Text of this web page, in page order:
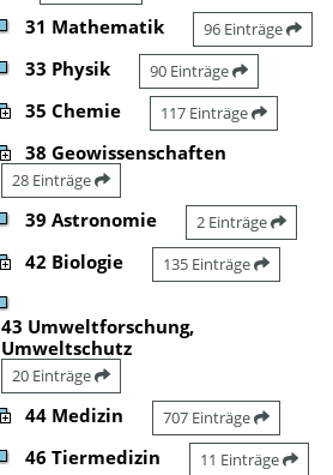
31 Mathematik 96 Einträge
33 Physik 90 Einträge
35 Chemie 117 Einträge
38 Geowissenschaften
28 Einträge
39 Astronomie 2 Einträge
42 Biologie 135 Einträge
43 Umweltforschung,
Umweltschutz
20 Einträge
44 Medizin 707 Einträge
46 Tiermedizin 11 Einträge